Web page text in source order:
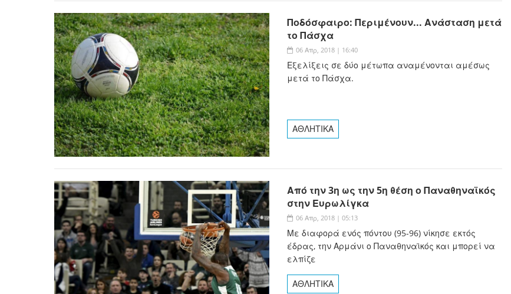
Ποδόσφαιρο: Περιμένουν... Ανάσταση μετά
το Πάσχα
06 Απρ, 2018 | 16:40
Εξελίξεις σε δύο μέτωπα αναμένονται αμέσως
μετά το Πάσχα.
ΑΘΛΗΤΙΚΑ
Από την 3η ως την 5η θέση ο Παναθηναϊκός
στην Ευρωλίγκα
06 Απρ, 2018 | 05:13
Με διαφορά ενός πόντου (95-96) νίκησε εκτός
έδρας, την Αρμάνι ο Παναθηναϊκός και μπορεί να
ελπίζε
ΑΘΛΗΤΙΚΑ